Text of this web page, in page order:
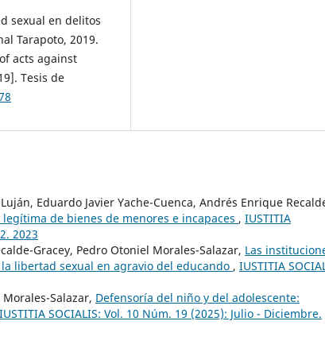
sexual en delitos
Tarapoto, 2019.
acts against
Tesis de
Eduardo Javier Yache-Cuenca, Andrés Enrique
de bienes de menores e incapaces , IUSTITIA
2023
Gracey, Pedro Otoniel Morales-Salazar, Las
libertad sexual en agravio del educando , IUSTITIA
Salazar, Defensoría del niño y del adolescente:
IUSTITIA SOCIALIS: Vol. 10 Núm. 19 (2025): Julio - Diciembre.